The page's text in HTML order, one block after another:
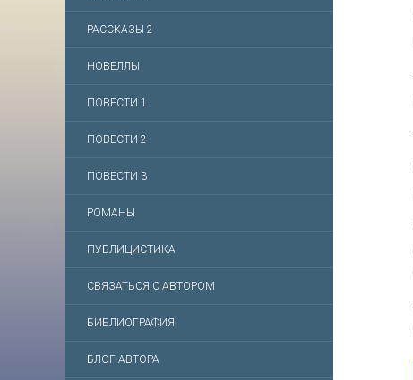
РАССКАЗЫ 2
НОВЕЛЛЫ
ПОВЕСТИ 1
ПОВЕСТИ 2
ПОВЕСТИ 3
РОМАНЫ
ПУБЛИЦИСТИКА
СВЯЗАТЬСЯ С АВТОРОМ
БИБЛИОГРАФИЯ
БЛОГ АВТОРА